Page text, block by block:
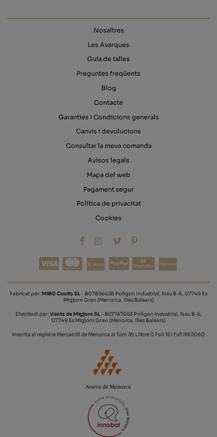
Nosaltres
Les Avarques
Guía de talles
Preguntes freqüents
Blog
Contacte
Garanties i Condicions generals
Canvis i devolucions
Consultar la meva comanda
Avisos legals
Mapa del web
Pagament segur
Política de privacitat
Cookies
Transfer
Fabricat per: MIBO Cosits SL - B07856438 Polígon Industrial, Nau B-6, 07749 Es
Migjorn Gran (Menorca, Illes Balears)
Distribuït per: Vents de Migjorn SL- B57787053 Polígon Industrial, Nau B-6,
07749 Es Migjorn Gran (Menorca, Illes Balears)
Inscrita al registre Mercantil de Menorca al Tom 39 Llibre 0 Foli 181 Full IM/2060